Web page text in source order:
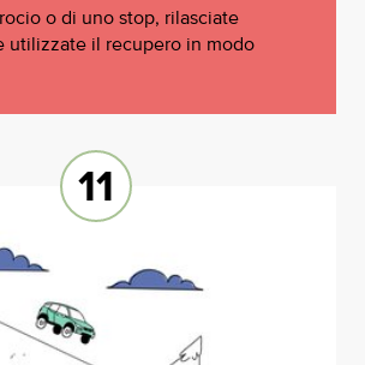
o di uno stop, rilasciate
utilizzate il recupero in modo